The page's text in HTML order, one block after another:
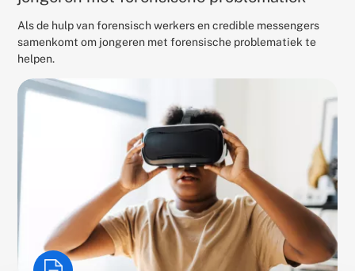
Als de hulp van forensisch werkers en credible messengers
samenkomt om jongeren met forensische problematiek te
helpen.